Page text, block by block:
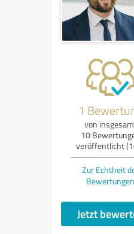
1
von
10
veröffentlicht
Zur Echtheit
Bewertungen
Jetzt